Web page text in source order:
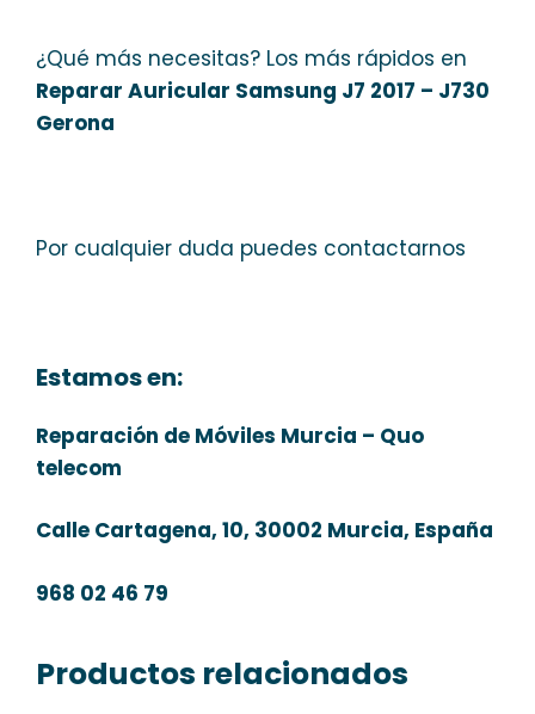
¿Qué más necesitas? Los más rápidos en
Reparar Auricular Samsung J7 2017 – J730
Gerona
Por cualquier duda puedes contactarnos
Estamos en:
Reparación de Móviles Murcia – Quo
telecom
Calle Cartagena, 10, 30002 Murcia, España
968 02 46 79
Productos relacionados